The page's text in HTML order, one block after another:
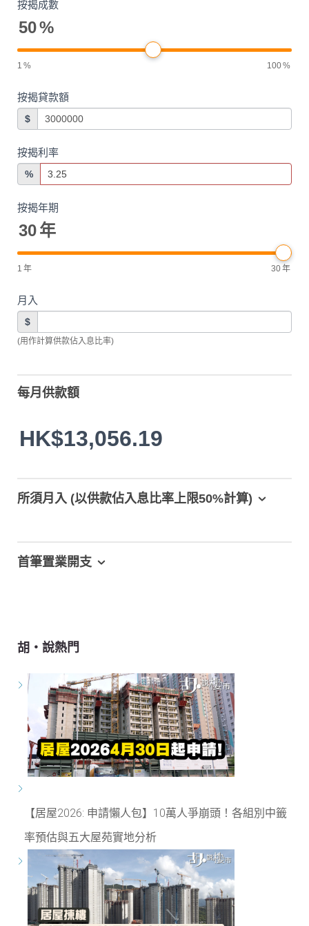
按揭成數
50%
1 % 100%
按揭貸款額
$
按揭利率
%
按揭年期
30年
1 年 30年
月入
$
(用作計算供款佔入息比率)
每月供款額
HK$13,056.19
所須月入 (以供款佔入息比率上限50%計算)
首筆置業開支
胡‧說熱門
【居屋2026: 申請懶人包】10萬人爭崩頭！各組別中籤
率預估與五大屋苑實地分析